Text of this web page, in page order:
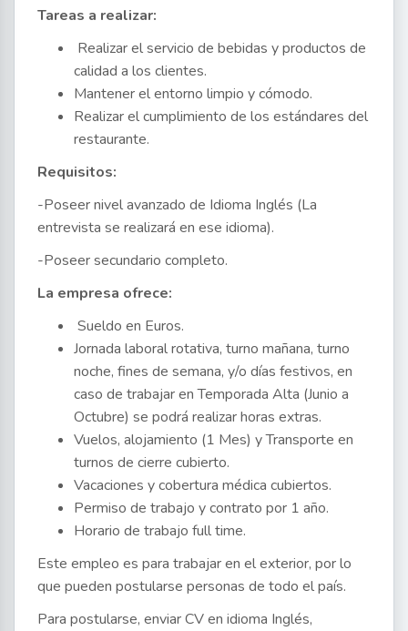
Tareas a realizar:
Realizar el servicio de bebidas y productos de
calidad a los clientes.
Mantener el entorno limpio y cómodo.
Realizar el cumplimiento de los estándares del
restaurante.
Requisitos:
-Poseer nivel avanzado de Idioma Inglés (La
entrevista se realizará en ese idioma).
-Poseer secundario completo.
La empresa ofrece:
Sueldo en Euros.
Jornada laboral rotativa, turno mañana, turno
noche, fines de semana, y/o días festivos, en
caso de trabajar en Temporada Alta (Junio a
Octubre) se podrá realizar horas extras.
Vuelos, alojamiento (1 Mes) y Transporte en
turnos de cierre cubierto.
Vacaciones y cobertura médica cubiertos.
Permiso de trabajo y contrato por 1 año.
Horario de trabajo full time.
Este empleo es para trabajar en el exterior, por lo
que pueden postularse personas de todo el país.
Para postularse, enviar CV en idioma Inglés,